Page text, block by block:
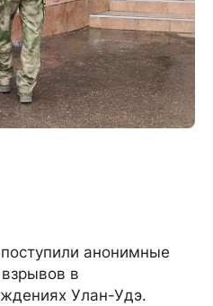
анонимные
в
Улан-Удэ.